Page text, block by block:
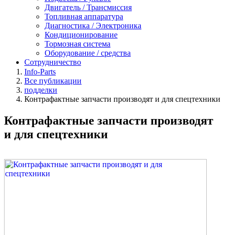
Двигатель / Трансмиссия
Топливная аппаратура
Диагностика / Электроника
Кондиционирование
Тормозная система
Оборудование / средства
Сотрудничество
Info-Parts
Все публикации
подделки
Контрафактные запчасти производят и для спецтехники
Контрафактные запчасти производят
и для спецтехники